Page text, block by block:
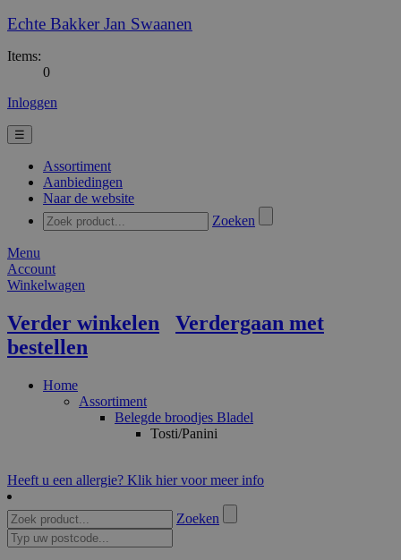
Echte Bakker Jan Swaanen
Items:
0
Inloggen
☰
Assortiment
Aanbiedingen
Naar de website
Zoeken
Menu
Account
Winkelwagen
Verder winkelen
Verdergaan met
bestellen
Home
Assortiment
Belegde broodjes Bladel
Tosti/Panini
Heeft u een allergie? Klik hier voor meer info
Zoeken